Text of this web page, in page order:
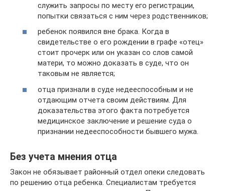
служить запросы по месту его регистрации,
попытки связаться с ним через родственников;
ребенок появился вне брака. Когда в
свидетельстве о его рождении в графе «отец»
стоит прочерк или он указан со слов самой
матери, то можно доказать в суде, что он
таковым не является;
отца признали в суде недееспособным и не
отдающим отчета своим действиям. Для
доказательства этого факта потребуется
медицинское заключение и решение суда о
признании недееспособности бывшего мужа.
Без учета мнения отца
Закон не обязывает районный отдел опеки следовать
по решению отца ребенка. Специалистам требуется